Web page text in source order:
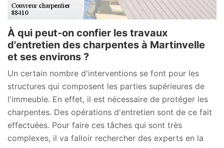
À qui peut-on confier les travaux
d'entretien des charpentes à Martinvelle
et ses environs ?
Un certain nombre d'interventions se font pour les
structures qui composent les parties supérieures de
l'immeuble. En effet, il est nécessaire de protéger les
charpentes. Des opérations d'entretien sont de ce fait
effectuées. Pour faire ces tâches qui sont très
complexes, il va falloir rechercher des experts en la